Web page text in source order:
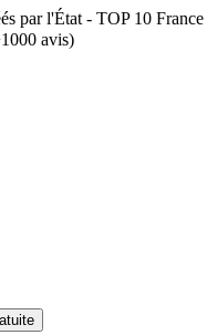
par l'État - TOP 10 France
avis)